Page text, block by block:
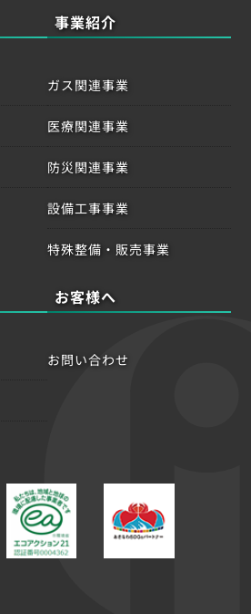
事業紹介
ガス関連事業
医療関連事業
防災関連事業
設備工事事業
特殊整備・販売事業
お客様へ
お問い合わせ